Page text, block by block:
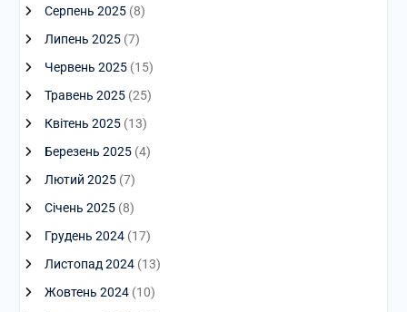
Серпень 2025(8)
Липень 2025(7)
Червень 2025(15)
Травень 2025(25)
Квітень 2025(13)
Березень 2025(4)
Лютий 2025(7)
Січень 2025(8)
Грудень 2024(17)
Листопад 2024(13)
Жовтень 2024(10)